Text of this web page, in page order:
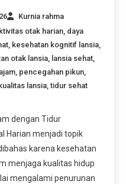
Kurnia rahma
otak harian daya
kesehatan kognitif lansia
otak lansia lansia sehat
pencegahan pikun
lansia ,tidur sehat
dengan Tidur
Harian menjadi topik
karena kesehatan
menjaga kualitas hidup
mengalami penurunan